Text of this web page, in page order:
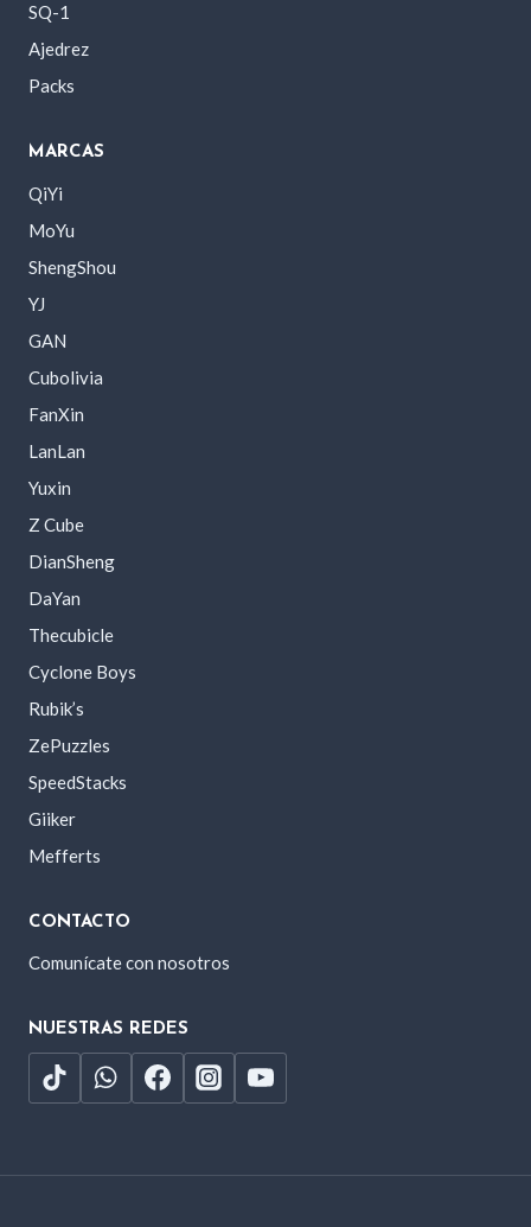
SQ-1
Ajedrez
Packs
MARCAS
QiYi
MoYu
ShengShou
YJ
GAN
Cubolivia
FanXin
LanLan
Yuxin
Z Cube
DianSheng
DaYan
Thecubicle
Cyclone Boys
Rubik’s
ZePuzzles
SpeedStacks
Giiker
Mefferts
CONTACTO
Comunícate con nosotros
NUESTRAS REDES